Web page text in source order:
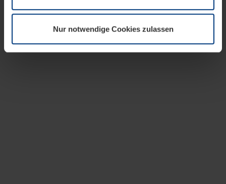
wir Ihre Erlaubnis. Ihre Einwilligung können Sie jederzeit
Datenschutzerklärungunserer Website ändern oder
widerrufen.
Nur notwendige Cookies zulassen